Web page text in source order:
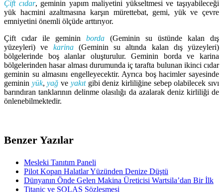
Çift cıdar, geminin yapım maliyetini yükseltmesi ve taşıyabileceği
yük hacmini azaltmasına karşın mürettebat, gemi, yük ve çevre
emniyetini önemli ölçüde arttırıyor.
Çift cıdar ile geminin borda (Geminin su üstünde kalan dış
yüzeyleri) ve karina(Geminin su altında kalan dış yüzeyleri)
bölgelerinde boş alanlar oluşturulur. Geminin borda ve karina
bölgelerinden hasar alması durumunda iç tarafta bulunan ikinci cıdar
geminin su almasını engelleyecektir. Ayrıca boş hacimler sayesinde
geminin yük,yağ ve yakıtgibi deniz kirliliğine sebep olabilecek sıvı
barındıran tanklarının delinme olasılığı da azalarak deniz kirliliği de
önlenebilmektedir.
Benzer Yazılar
Mesleki Tanıtım Paneli
Pilot Kopan Halatlar Yüzünden Denize Düştü
Dünyanın Önde Gelen Makina Üreticisi Wartsila’dan Bir İlk
Titanic ve SOLAS Sözleşmesi